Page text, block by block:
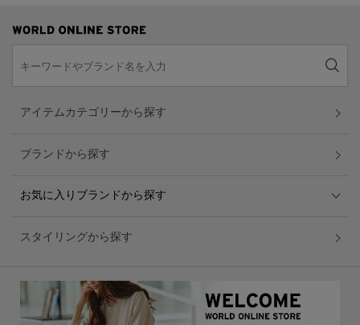
アイテムカテゴリーから探す
ブランドから探す
お気に入りブランドから探す
スタイリングから探す